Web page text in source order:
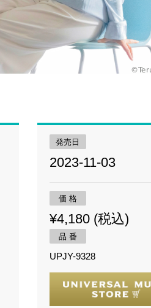
発売日
2023-11-03
価 格
¥4,180 (税込)
品 番
UPJY-9328